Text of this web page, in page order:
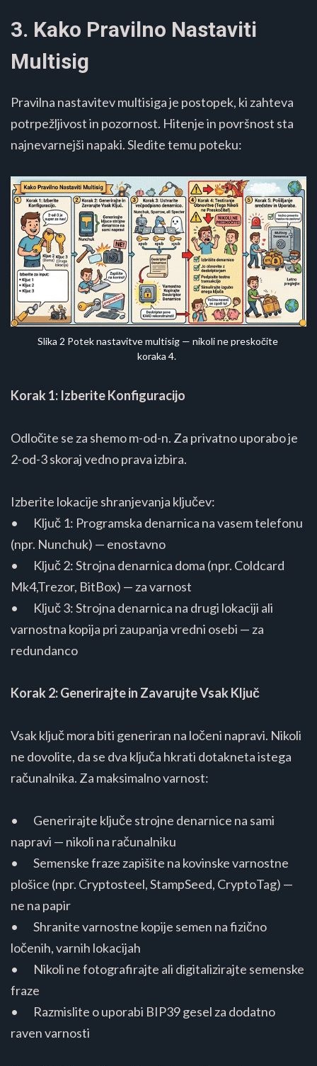
3. Kako Pravilno Nastaviti
Multisig
Pravilna nastavitev multisiga je postopek, ki zahteva
potrpežljivost in pozornost. Hitenje in površnost sta
najnevarnejši napaki. Sledite temu poteku:
Slika 2 Potek nastavitve multisig — nikoli ne preskočite
koraka 4.
Korak 1: Izberite Konfiguracijo
Odločite se za shemo m-od-n. Za privatno uporabo je
2-od-3 skoraj vedno prava izbira.
Izberite lokacije shranjevanja ključev:
• Ključ 1: Programska denarnica na vasem telefonu
(npr. Nunchuk) — enostavno
• Ključ 2: Strojna denarnica doma (npr. Coldcard
Mk4,Trezor, BitBox) — za varnost
• Ključ 3: Strojna denarnica na drugi lokaciji ali
varnostna kopija pri zaupanja vredni osebi — za
redundanco
Korak 2: Generirajte in Zavarujte Vsak Ključ
Vsak ključ mora biti generiran na ločeni napravi. Nikoli
ne dovolite, da se dva ključa hkrati dotakneta istega
računalnika. Za maksimalno varnost:
• Generirajte ključe strojne denarnice na sami
napravi — nikoli na računalniku
• Semenske fraze zapišite na kovinske varnostne
plošice (npr. Cryptosteel, StampSeed, CryptoTag) —
ne na papir
• Shranite varnostne kopije semen na fizično
ločenih, varnih lokacijah
• Nikoli ne fotografirajte ali digitalizirajte semenske
fraze
• Razmislite o uporabi BIP39 gesel za dodatno
raven varnosti